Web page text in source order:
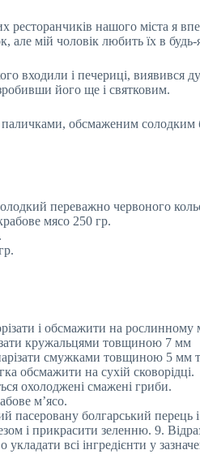
ресторанчиків нашого міста я
але мій чоловік любить їх в
входили і печериці,
його ще і святковим.
обсмаженим солодким
переважно червоного
мясо 250 гр.
і обсмажити на рослинному
кружальцями товщиною 7 мм
смужками товщиною 5
обсмажити на сухій сковорідці.
охолоджені смажені гриби.
м’ясо.
пасеровану болгарський
і прикрасити зеленню. 9.
всі інгредієнти у